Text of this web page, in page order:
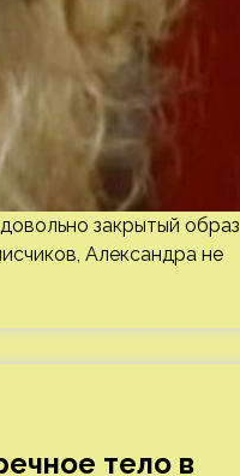
закрытый образ
Александра не
тело в